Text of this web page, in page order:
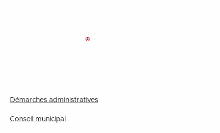
Démarches administratives
Conseil municipal